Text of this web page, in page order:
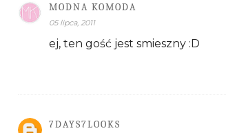
MODNA KOMODA
05 lipca, 2011
ej, ten gość jest smieszny :D
7DAYS7LOOKS